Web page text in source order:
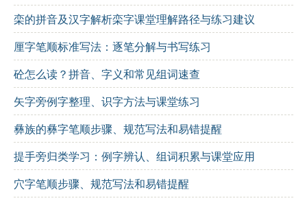
栾的拼音及汉字解析栾字课堂理解路径与练习建议
厘字笔顺标准写法：逐笔分解与书写练习
砼怎么读？拼音、字义和常见组词速查
矢字旁例字整理、识字方法与课堂练习
彝族的彝字笔顺步骤、规范写法和易错提醒
提手旁归类学习：例字辨认、组词积累与课堂应用
穴字笔顺步骤、规范写法和易错提醒